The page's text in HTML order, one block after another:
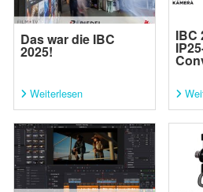
Das war die IBC
2025!
Weiterlesen
IBC